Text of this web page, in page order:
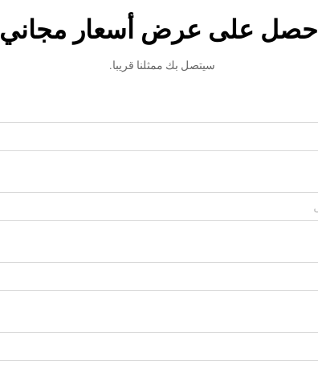
احصل على عرض أسعار مجاني
سيتصل بك ممثلنا قريبا.